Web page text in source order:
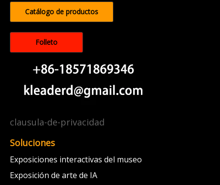
Catálogo de productos
Folleto
clausula-de-privacidad
Soluciones
Exposiciones interactivas del museo
Exposición de arte de IA